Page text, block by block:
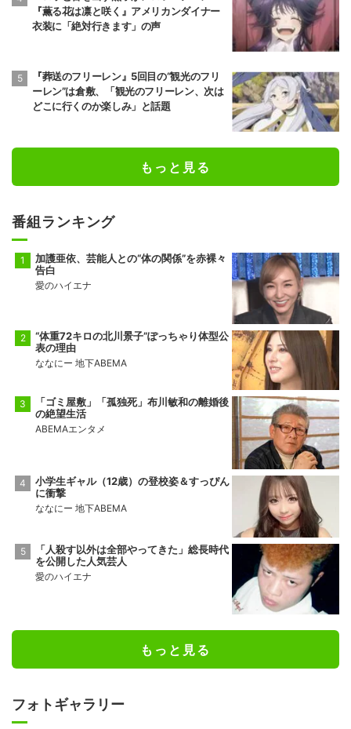
『薫る花は凛と咲く』アメリカンダイナー
衣装に「絶対行きます」の声
『葬送のフリーレン』5回目の“観光のフリ
ーレン”は倉敷、「観光のフリーレン、次は
どこに行くのか楽しみ」と話題
もっと見る
番組ランキング
加護亜依、芸能人との“体の関係”を赤裸々
告白
愛のハイエナ
“体重72キロの北川景子”ぽっちゃり体型公
表の理由
ななにー 地下ABEMA
「ゴミ屋敷」「孤独死」布川敏和の離婚後
の絶望生活
ABEMAエンタメ
小学生ギャル（12歳）の登校姿＆すっぴん
に衝撃
ななにー 地下ABEMA
「人殺す以外は全部やってきた」総長時代
を公開した人気芸人
愛のハイエナ
もっと見る
フォトギャラリー